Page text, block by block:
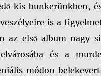
kis bunkerünkben,
is a
az első album nagy
és a
módon